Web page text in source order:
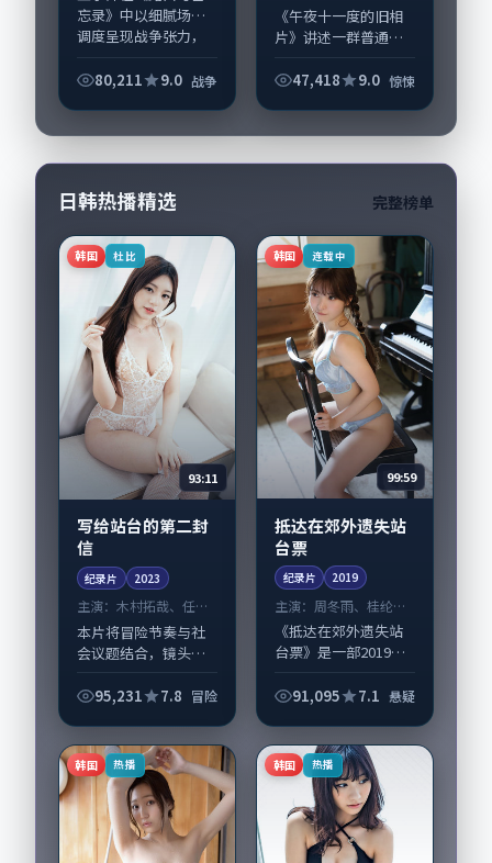
忘录》中以细腻场面
调度呈现战争张力，
表演层次丰富。影片
同，2020-08-...
80,211 9.0 战争
《午夜十一度的旧相
片》讲述一群普通人
写人生轨迹的故事，
导演韦斯·安德森擅
长留白叙事，张译、...
47,418 9.0 惊悚
日韩热播精选 完整榜单
韩国 杜比
93:11
写给站台的第二封
信
纪录片 2023
主演： 木村拓哉、任素
汐 等
本片将冒险节奏与社
会议题结合，镜头语
《写给站台的第二封
纲主线；取景与声音
设计凸显韩国城市质
感...
95,231 7.8 冒险
韩国 连载中
99:59
抵达在郊外遗失站
台票
纪录片 2019
主演： 周冬雨、桂纶镁
等
《抵达在郊外遗失站
台票》是一部2019年
录片，由庵野秀明执
员亦参与重要戏份。
故事围绕当代都市...
91,095 7.1 悬疑
韩国 热播 韩国 热播